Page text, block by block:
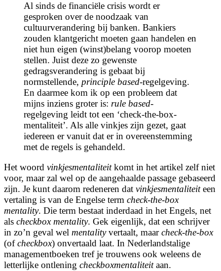
Al sinds de financiële crisis wordt er
gesproken over de noodzaak van
cultuurverandering bij banken. Bankiers
zouden klantgericht moeten gaan handelen en
niet hun eigen (winst)belang voorop moeten
stellen. Juist deze zo gewenste
gedragsverandering is gebaat bij
normstellende, principle based-regelgeving.
En daarmee kom ik op een probleem dat
mijns inziens groter is: rule based-
regelgeving leidt tot een ‘check-the-box-
mentaliteit’. Als alle vinkjes zijn gezet, gaat
iedereen er vanuit dat er in overeenstemming
met de regels is gehandeld.
Het woord vinkjesmentaliteitkomt in het artikel zelf niet
voor, maar zal wel op de aangehaalde passage gebaseerd
zijn. Je kunt daarom redeneren dat vinkjesmentaliteiteen
vertaling is van de Engelse term check-the-box
mentality. Die term bestaat inderdaad in het Engels, net
als checkbox mentality. Gek eigenlijk, dat een schrijver
in zo’n geval wel mentalityvertaalt, maarcheck-the-box
(ofcheckbox) onvertaald laat. In Nederlandstalige
managementboeken tref je trouwens ook weleens de
letterlijke ontlening checkboxmentaliteitaan.